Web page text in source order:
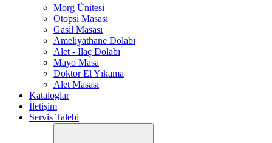
Morg Ünitesi
Otopsi Masası
Gasil Masası
Ameliyathane Dolabı
Alet - İlaç Dolabı
Mayo Masa
Doktor El Yıkama
Alet Masası
Kataloglar
İletişim
Servis Talebi